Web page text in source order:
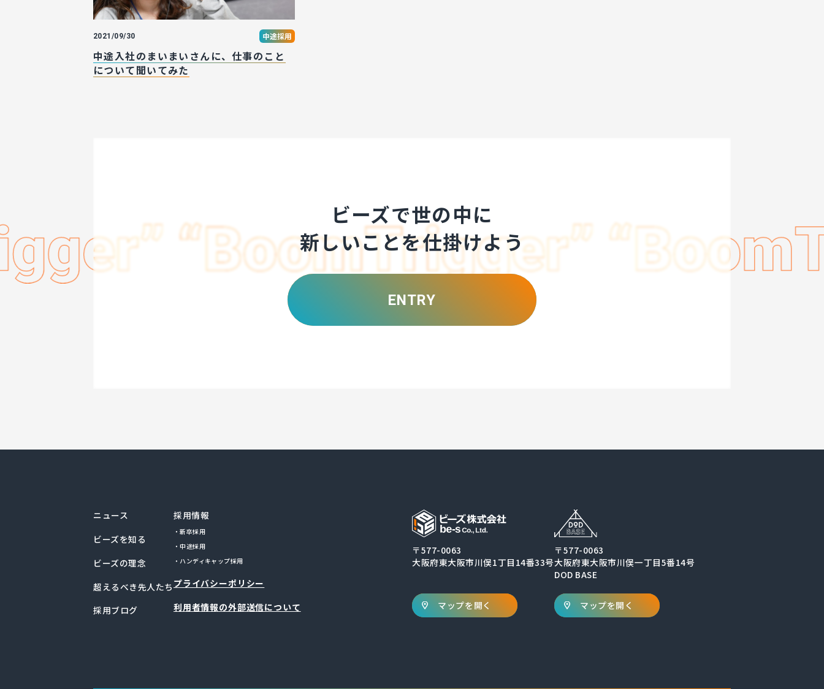
2021/09/30 中途採用
中途入社のまいまいさんに、仕事のこと
について聞いてみた
ビーズで世の中に
新しいことを仕掛けよう
ENTRY
ニュース
ビーズを知る
ビーズの理念
超えるべき先人たち
採用ブログ
採用情報
・新卒採用
・中途採用
・ハンディキャップ採用
プライバシーポリシー
利用者情報の外部送信について
〒577-0063
大阪府東大阪市川俣1丁目14番33号
マップを開く
〒577-0063
大阪府東大阪市川俣一丁目5番14号
DOD BASE
マップを開く